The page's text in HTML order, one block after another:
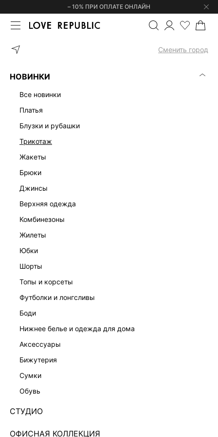
– 10% ПРИ ОПЛАТЕ ОНЛАЙН
Сменить город
НОВИНКИ
все новинки
платья
блузки и рубашки
трикотаж
жакеты
брюки
джинсы
верхняя одежда
комбинезоны
жилеты
юбки
шорты
топы и корсеты
футболки и лонгсливы
боди
нижнее белье и одежда для дома
аксессуары
бижутерия
сумки
обувь
СТУДИО
ОФИСНАЯ КОЛЛЕКЦИЯ
ГЛАВНАЯ ТРЕНЧИ И ПЛАЩИ
ЭКСКЛЮЗИВНО ОНЛАЙН
ПЛАЩ СВОБОДНОГО КРОЯ ИЗ ЖАТОЙ ТКАНИ
6254511111-61
12 999 ₽-23%
2,500 ₽
ЦВЕТ:БЕЖЕВЫЙ/КРЕМОВЫЙ/СВЕТЛЫЙ БЕЖ